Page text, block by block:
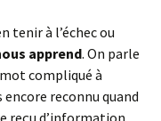
tenir à l’échec ou
apprend. On parle
compliqué à
reconnu quand